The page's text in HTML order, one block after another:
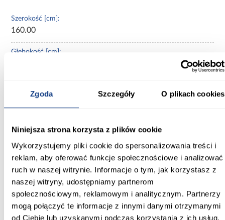
Zgoda Szczegóły O plikach cookies
Niniejsza strona korzysta z plików cookie
Wykorzystujemy pliki cookie do spersonalizowania treści i
reklam, aby oferować funkcje społecznościowe i analizować
ruch w naszej witrynie. Informacje o tym, jak korzystasz z
naszej witryny, udostępniamy partnerom
społecznościowym, reklamowym i analitycznym. Partnerzy
mogą połączyć te informacje z innymi danymi otrzymanymi
od Ciebie lub uzyskanymi podczas korzystania z ich usług.
Szerokość [cm]:
160.00
Głębokość [cm]:
235.20
kaszmir
Kolor korpusu:
kaszmir
Wybarwienie:
beżowe
Lustro: